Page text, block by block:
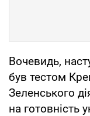
Вочевидь,
був тестом
Зеленського
на готовність